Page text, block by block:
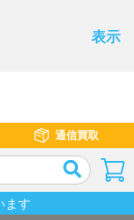
表示
通信買取
ます